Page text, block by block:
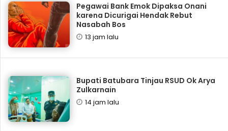
Pegawai Bank Emok Dipaksa Onani
karena Dicurigai Hendak Rebut
Nasabah Bos
13 jam lalu
Bupati Batubara Tinjau RSUD Ok Arya
Zulkarnain
14 jam lalu